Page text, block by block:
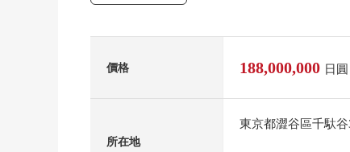
價格 188,000,000 日圓
所在地
東京都澀谷區千馱谷